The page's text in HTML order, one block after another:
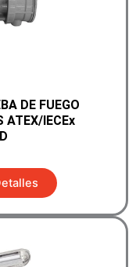
DE FUEGO
ATEX/IECEx